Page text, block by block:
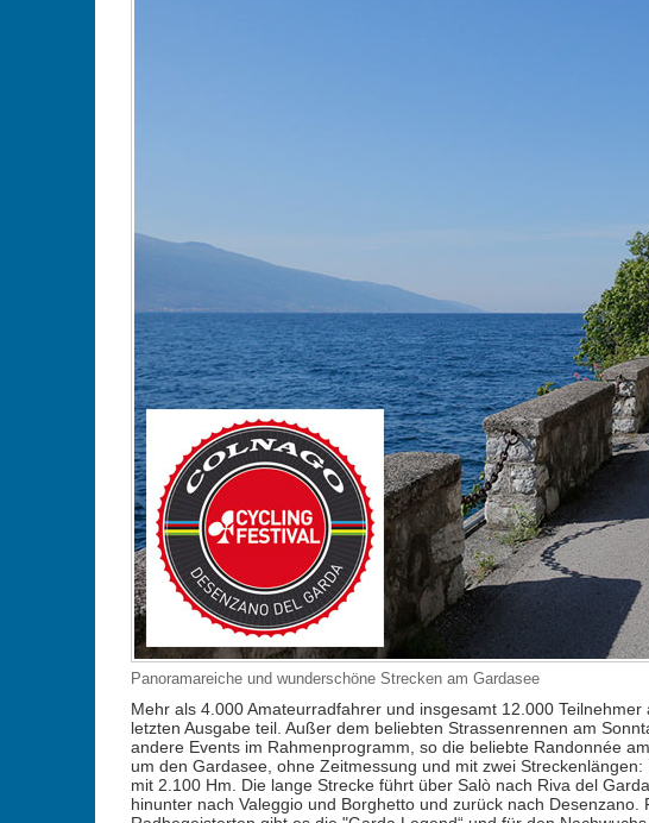
Panoramareiche und wunderschöne Strecken am Gardasee
Mehr als 4.000 Amateurradfahrer und insgesamt 12.000
letzten Ausgabe teil. Außer dem beliebten Strassenrennen am
andere Events im Rahmenprogramm, so die beliebte Randonnée
um den Gardasee, ohne Zeitmessung und mit zwei
mit 2.100 Hm. Die lange Strecke führt über Salò nach Riva del
hinunter nach Valeggio und Borghetto und zurück nach Desenzano.